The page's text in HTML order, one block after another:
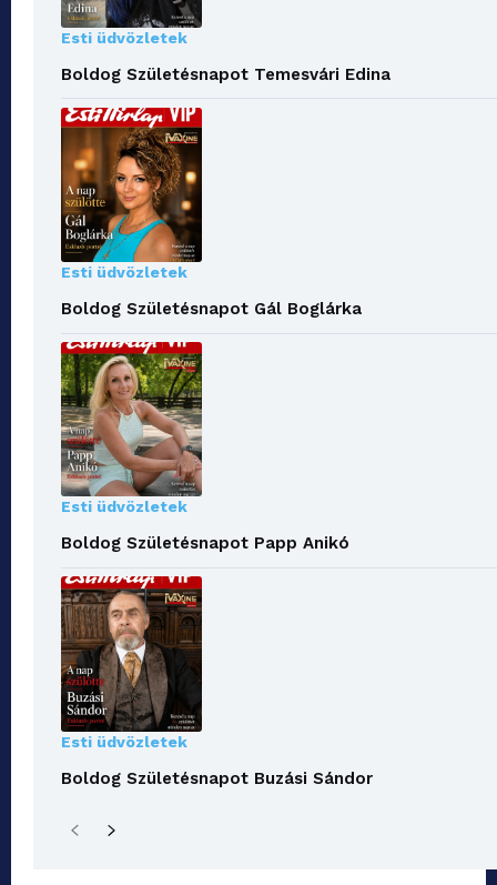
Esti üdvözletek
Boldog Születésnapot Temesvári Edina
Esti üdvözletek
Boldog Születésnapot Gál Boglárka
Esti üdvözletek
Boldog Születésnapot Papp Anikó
Esti üdvözletek
Boldog Születésnapot Buzási Sándor